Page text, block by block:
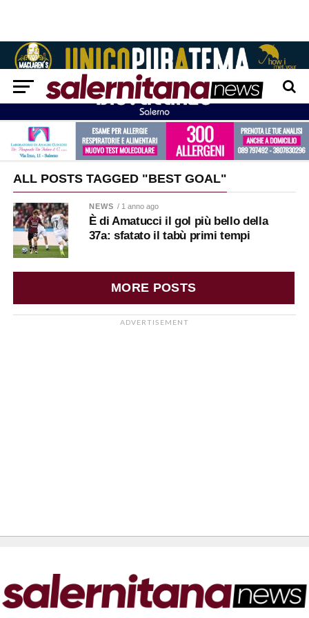
ALL POSTS TAGGED "BEST GOAL"
NEWS / 1 anno ago
È di Amatucci il gol più bello della
37a: sfatato il tabù primi tempi
MORE POSTS
ADVERTISEMENT